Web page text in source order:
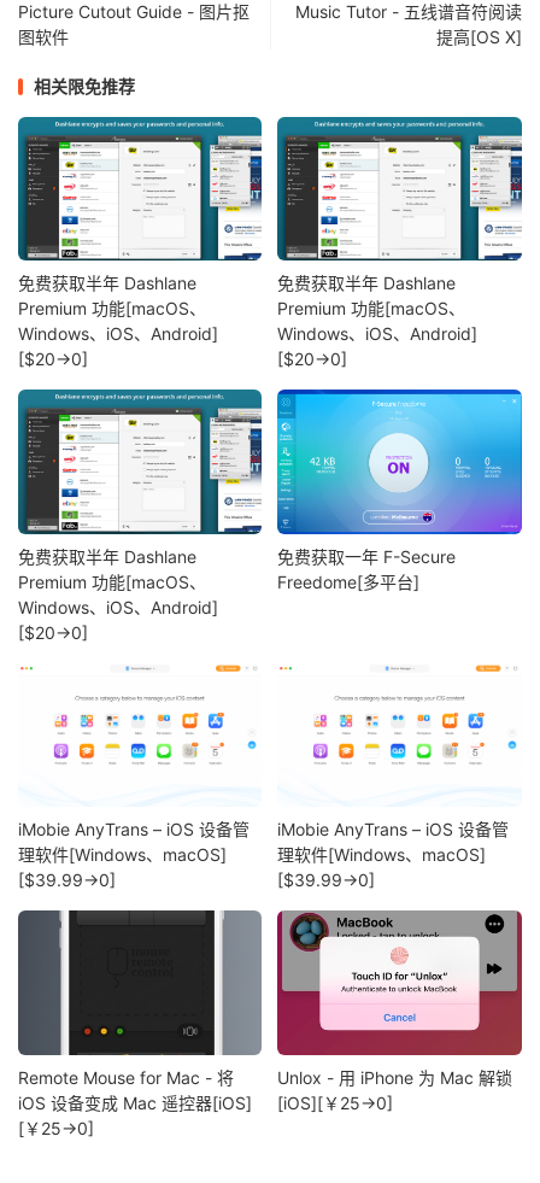
Picture Cutout Guide - 图片抠
图软件
Music Tutor - 五线谱音符阅读
提高[OS X]
相关限免推荐
免费获取半年 Dashlane
Premium 功能[macOS、
Windows、iOS、Android]
[$20→0]
免费获取半年 Dashlane
Premium 功能[macOS、
Windows、iOS、Android]
[$20→0]
免费获取半年 Dashlane
Premium 功能[macOS、
Windows、iOS、Android]
[$20→0]
免费获取一年 F-Secure
Freedome[多平台]
iMobie AnyTrans – iOS 设备管
理软件[Windows、macOS]
[$39.99→0]
iMobie AnyTrans – iOS 设备管
理软件[Windows、macOS]
[$39.99→0]
Remote Mouse for Mac - 将
iOS 设备变成 Mac 遥控器[iOS]
[￥25→0]
Unlox - 用 iPhone 为 Mac 解锁
[iOS][￥25→0]